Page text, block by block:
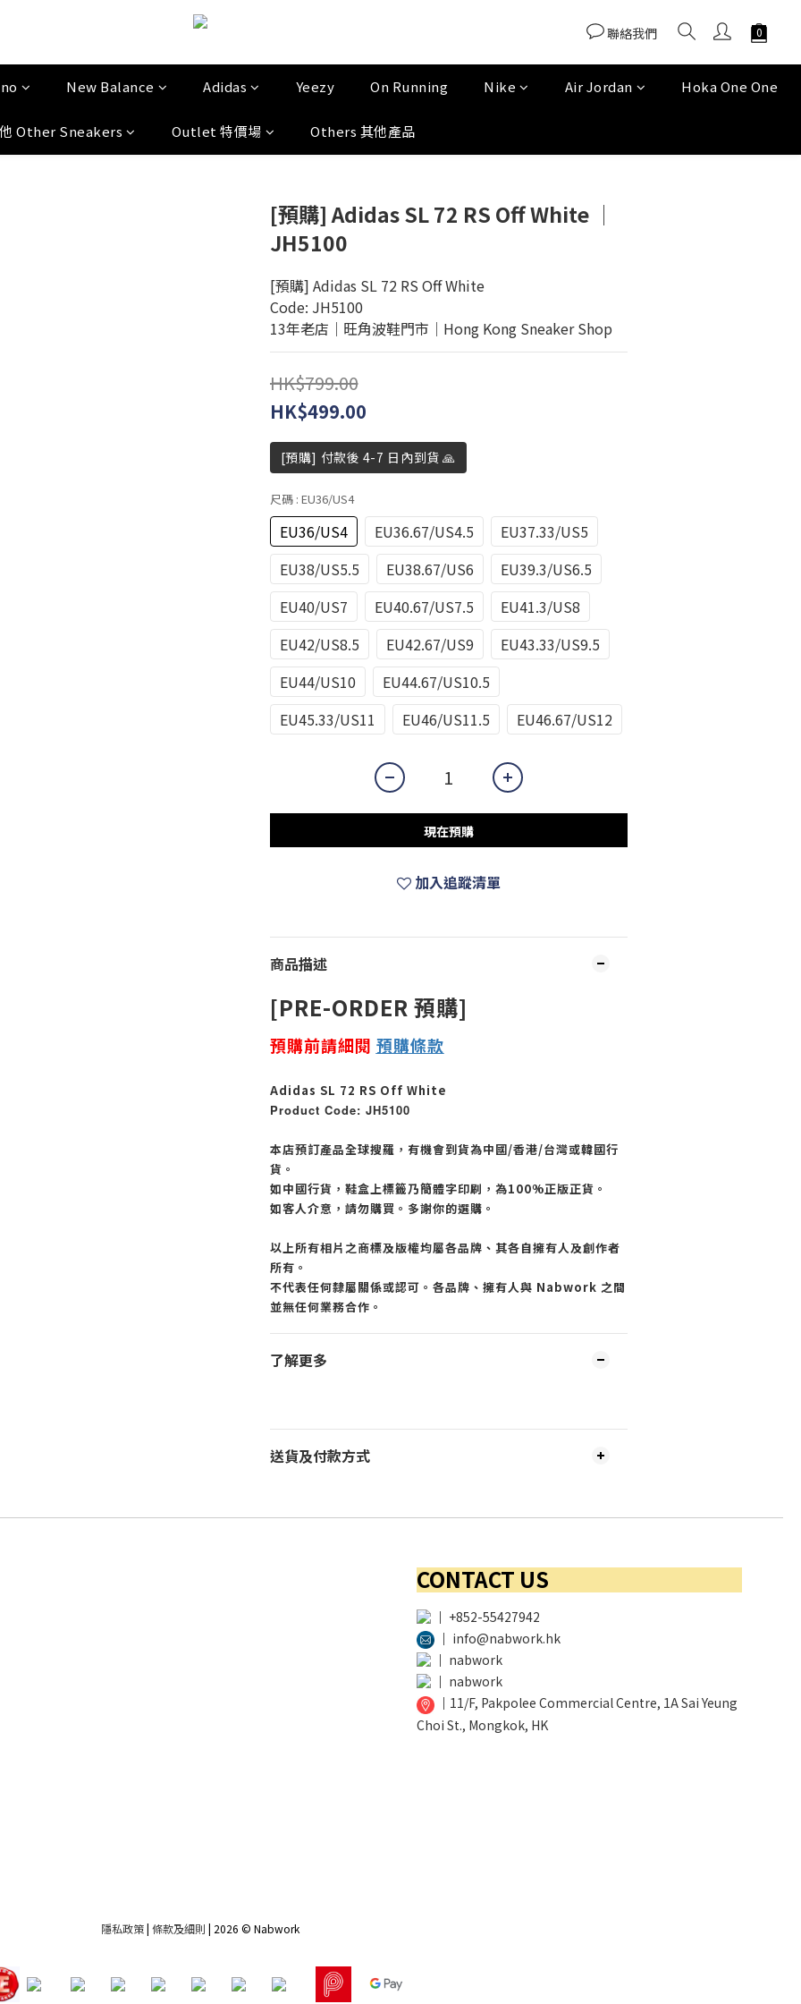
聯絡我們
New Balance Adidas Yeezy On Running Nike Air Jordan Hoka One One
Other Sneakers Outlet 特價場 Others 其他產品
[預購] Adidas SL 72 RS Off White │
JH5100
[預購] Adidas SL 72 RS Off White
Code: JH5100
13年老店│旺角波鞋門市│Hong Kong Sneaker Shop
HK$799.00
HK$499.00
[預購] 付款後 4-7 日內到貨 🙏
尺碼 : EU36/US4
EU36/US4 EU36.67/US4.5
EU37.33/US5
EU38/US5.5
EU38.67/US6
EU39.3/US6.5
EU40/US7
EU40.67/US7.5
EU41.3/US8
EU42/US8.5
EU42.67/US9
EU43.33/US9.5
EU44/US10
EU44.67/US10.5
EU45.33/US11
EU46/US11.5 EU46.67/US12
現在預購
加入追蹤清單
商品描述
[PRE-ORDER 預購]
預購前請細閱 預購條款
Adidas SL 72 RS Off White
Product Code: JH5100
本店預訂產品全球搜羅，有機會到貨為中國/香港/台灣或韓國行
貨。
如中國行貨，鞋盒上標籤乃簡體字印刷，為100%正版正貨。
如客人介意，請勿購買。多謝你的選購。
以上所有相片之商標及版權均屬各品牌、其各自擁有人及創作者
所有。
不代表任何隸屬關係或認可。各品牌、擁有人與 Nabwork 之間
並無任何業務合作。
了解更多
送貨及付款方式
CONTACT US
│ +852-55427942
│ info@nabwork.hk
│ nabwork
│ nabwork
│ 11/F, Pakpolee Commercial Centre, 1A Sai Yeung
Choi St., Mongkok, HK
隱私政策| 條款及細則 | 2026 © Nabwork